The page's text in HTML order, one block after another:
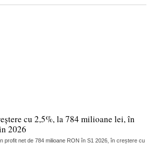
cu 2,5%, la 784 milioane lei, în
2026
profit net de 784 milioane RON în S1 2026, în creștere cu